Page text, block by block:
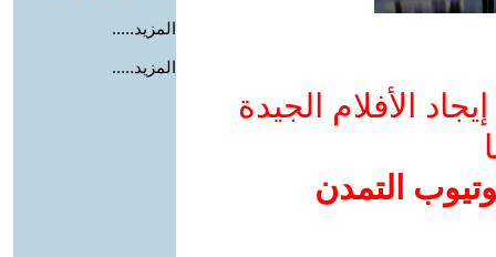
الأفلام الجيدة
التمدن
المزيد.....
المزيد.....